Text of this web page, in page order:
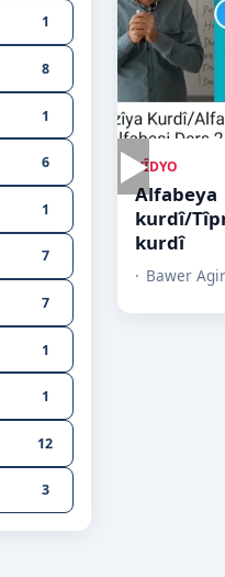
1
8
1
6
1
7
7
1
1
12
3
▶VÎDYO
Alfabeya
kurdî/
kurdî
Bawer